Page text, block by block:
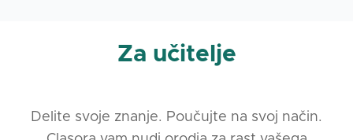
Za učitelje
Delite svoje znanje. Poučujte na svoj način.